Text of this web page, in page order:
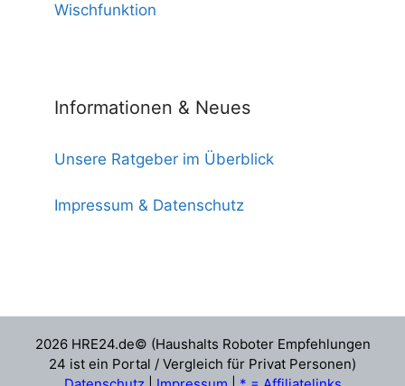
Wischfunktion
Informationen & Neues
Unsere Ratgeber im Überblick
Impressum & Datenschutz
2026 HRE24.de© (Haushalts Roboter Empfehlungen
24 ist ein Portal / Vergleich für Privat Personen)